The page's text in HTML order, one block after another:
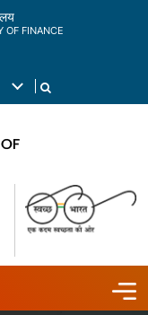
OF FINANCE
List additional actions